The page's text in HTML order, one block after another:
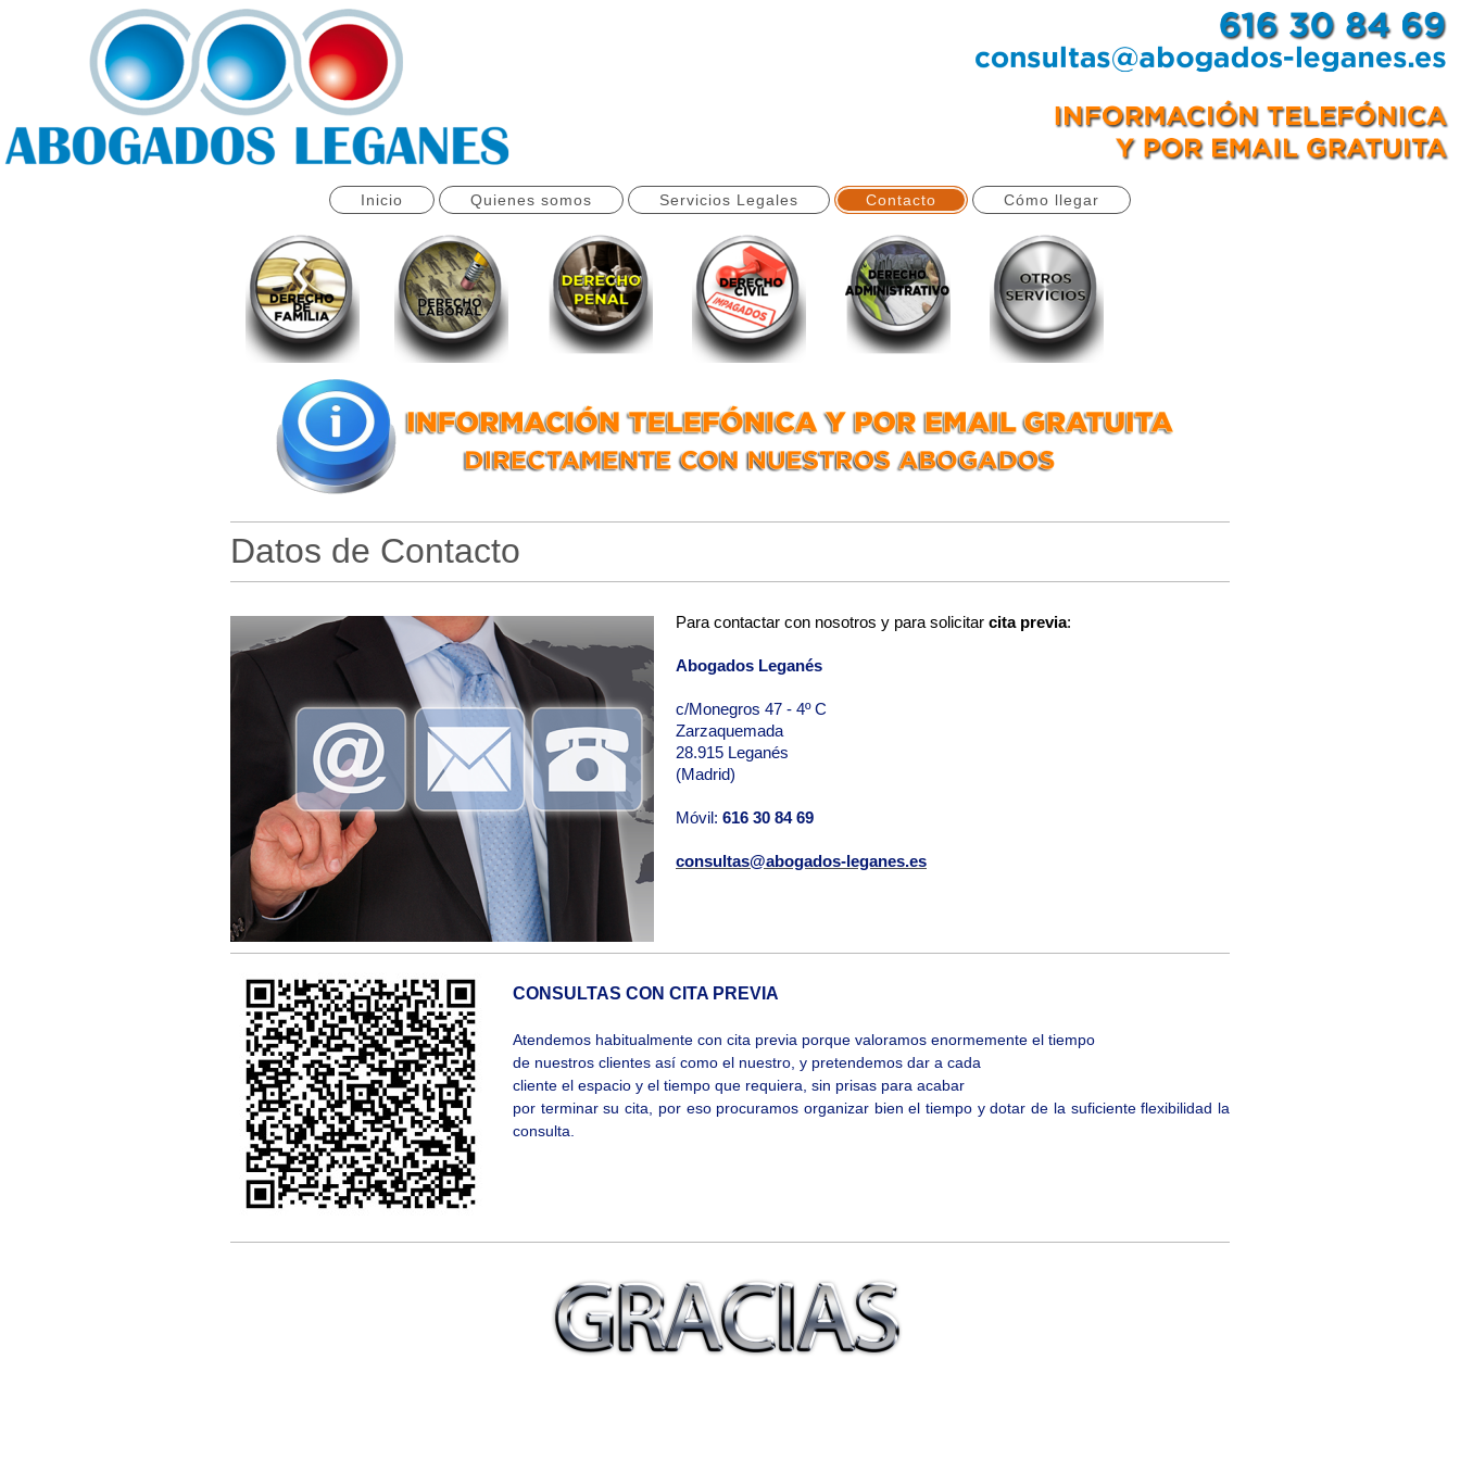
Inicio Quienes somos Servicios Legales Contacto Cómo llegar
Datos de Contacto
Para contactar con nosotros y para solicitar cita previa:
Abogados Leganés
c/Monegros 47 - 4º C
Zarzaquemada
28.915 Leganés
(Madrid)
Móvil: 616 30 84 69
consultas@abogados-leganes.es
CONSULTAS CON CITA PREVIA
Atendemos habitualmente con cita previa porque valoramos enormemente el tiempo
de nuestros clientes así como el nuestro, y pretendemos dar a cada
cliente el espacio y el tiempo que requiera, sin prisas para acabar
por terminar su cita, por eso procuramos organizar bien el tiempo y dotar de la suficiente flexibilidad la
consulta.